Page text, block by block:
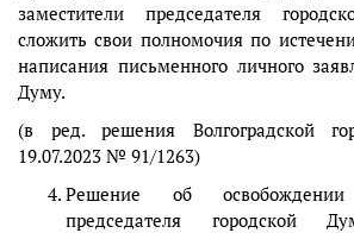
заместители председателя
сложить свои полномочия по
написания письменного личного
Думу.
(в ред. решения Волгоградской
19.07.2023 № 91/1263)
Решение об
председателя городской